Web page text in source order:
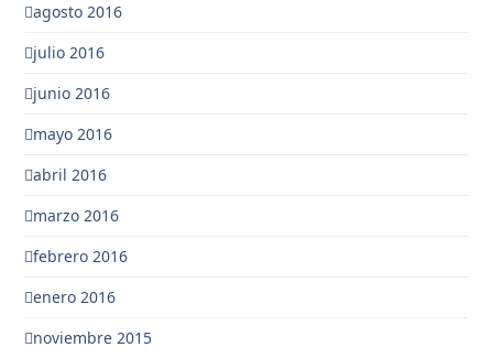
agosto 2016
julio 2016
junio 2016
mayo 2016
abril 2016
marzo 2016
febrero 2016
enero 2016
noviembre 2015